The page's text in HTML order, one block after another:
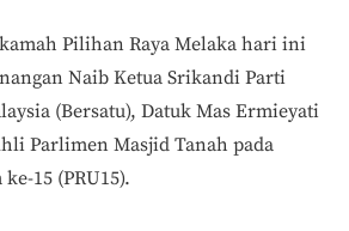
Pilihan Raya Melaka hari ini
Naib Ketua Srikandi Parti
(Bersatu), Datuk Mas Ermieyati
Parlimen Masjid Tanah pada
15 (PRU15).